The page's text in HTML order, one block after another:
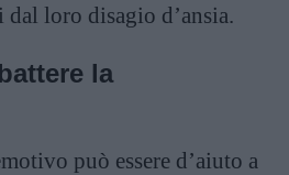
dal loro disagio d’ansia.
la
può essere d’aiuto a